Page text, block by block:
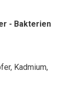
- Bakterien
Kadmium,